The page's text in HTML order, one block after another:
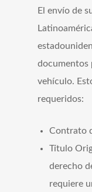
El envío de
documentos
vehículo.
requeridos:
Contrato
Título
derecho
requiere